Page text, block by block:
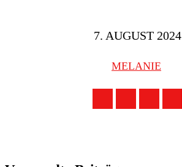
7. AUGUST 2024
MELANIE